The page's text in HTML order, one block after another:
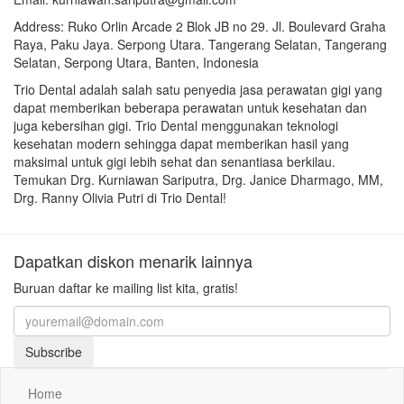
Address: Ruko Orlin Arcade 2 Blok JB no 29. Jl. Boulevard Graha
Raya, Paku Jaya. Serpong Utara. Tangerang Selatan, Tangerang
Selatan, Serpong Utara, Banten, Indonesia
Trio Dental adalah salah satu penyedia jasa perawatan gigi yang
dapat memberikan beberapa perawatan untuk kesehatan dan
juga kebersihan gigi. Trio Dental menggunakan teknologi
kesehatan modern sehingga dapat memberikan hasil yang
maksimal untuk gigi lebih sehat dan senantiasa berkilau.
Temukan Drg. Kurniawan Sariputra, Drg. Janice Dharmago, MM,
Drg. Ranny Olivia Putri di Trio Dental!
Dapatkan diskon menarik lainnya
Buruan daftar ke mailing list kita, gratis!
Subscribe
Home